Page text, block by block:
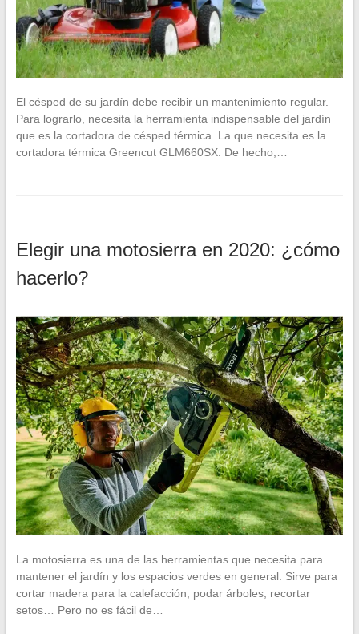
El césped de su jardín debe recibir un mantenimiento regular.
Para lograrlo, necesita la herramienta indispensable del jardín
que es la cortadora de césped térmica. La que necesita es la
cortadora térmica Greencut GLM660SX. De hecho,…
Elegir una motosierra en 2020: ¿cómo
hacerlo?
La motosierra es una de las herramientas que necesita para
mantener el jardín y los espacios verdes en general. Sirve para
cortar madera para la calefacción, podar árboles, recortar
setos… Pero no es fácil de…